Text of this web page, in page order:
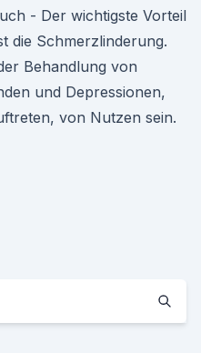
- Der wichtigste Vorteil
die Schmerzlinderung.
Behandlung von
und Depressionen,
von Nutzen sein.